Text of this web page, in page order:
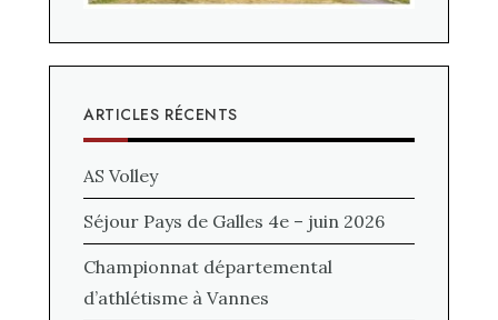
ARTICLES RÉCENTS
AS Volley
Séjour Pays de Galles 4e – juin 2026
Championnat départemental
d’athlétisme à Vannes